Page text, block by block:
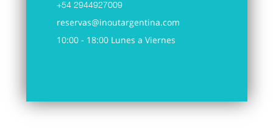
+54 2944927009
reservas@inoutargentina.com
10:00 - 18:00 Lunes a Viernes